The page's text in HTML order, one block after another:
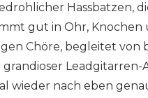
Hassbatzen,
gut in Ohr, Knochen
Chöre, begleitet von
Leadgitarren-
wieder nach eben